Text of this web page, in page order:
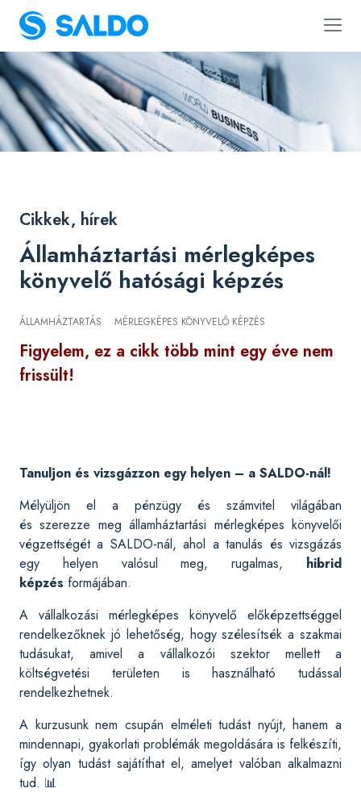
Cikkek, hírek
Államháztartási mérlegképes
könyvelő hatósági képzés
ÁLLAMHÁZTARTÁS MÉRLEGKÉPES KÖNYVELŐ KÉPZÉS
Figyelem, ez a cikk több mint egy éve nem
frissült!
Tanuljon és vizsgázzon egy helyen – a SALDO-nál!
Mélyüljön el a pénzügy és számvitel világában
és szerezze meg államháztartási mérlegképes könyvelői
végzettségét a SALDO-nál, ahol a tanulás és vizsgázás
egy helyen valósul meg, rugalmas, hibrid
képzés formájában.
A vállalkozási mérlegképes könyvelő előképzettséggel
rendelkezőknek jó lehetőség, hogy szélesítsék a szakmai
tudásukat, amivel a vállalkozói szektor mellett a
költségvetési területen is használható tudással
rendelkezhetnek.
A kurzusunk nem csupán elméleti tudást nyújt, hanem a
mindennapi, gyakorlati problémák megoldására is felkészíti,
így olyan tudást sajátíthat el, amelyet valóban alkalmazni
tud. 📊